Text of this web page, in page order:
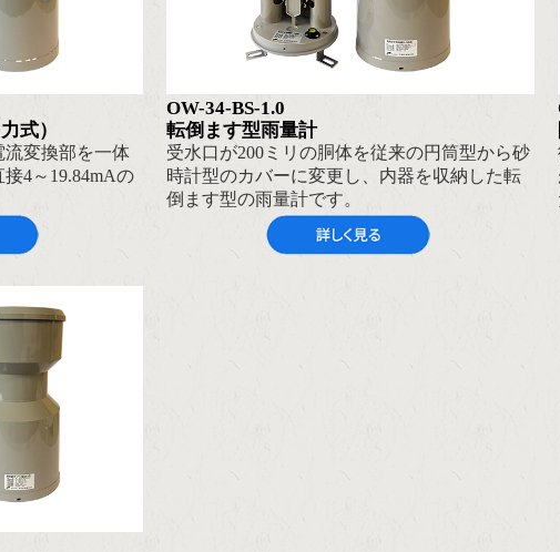
式）
変換部を一体
4～19.84mAの
OW-34-BS-1.0
転倒ます型雨量計
受水口が200ミリの胴体を従来の円筒型から砂
時計型のカバーに変更し、内器を収納した転
倒ます型の雨量計です。